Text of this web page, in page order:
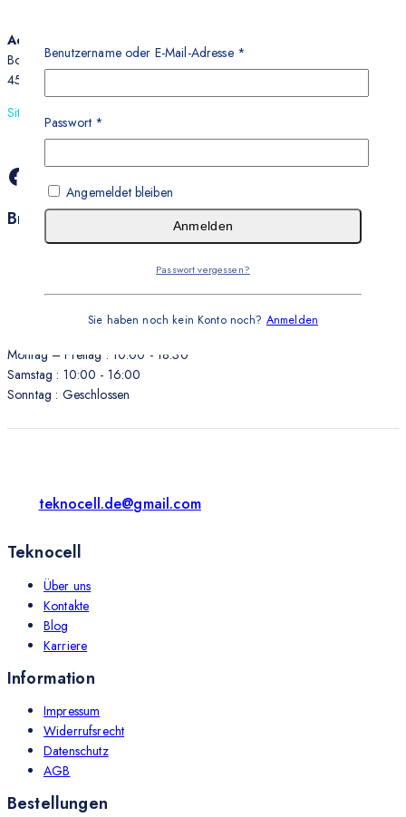
Adresse:
Bochumer Str. 142
45661 Recklinghausen
Site Map
Brauchen Sie Hilfe?
+49 2361 9919143
Montag – Freitag : 10:00 - 18:30
Samstag : 10:00 - 16:00
Sonntag : Geschlossen
teknocell.de@gmail.com
Teknocell
Über uns
Kontakte
Blog
Karriere
Information
Impressum
Widerrufsrecht
Datenschutz
AGB
Bestellungen
Benutzername oder E-Mail-Adresse *
Passwort *
Angemeldet bleiben
Anmelden
Passwort vergessen?
Sie haben noch kein Konto noch? Anmelden